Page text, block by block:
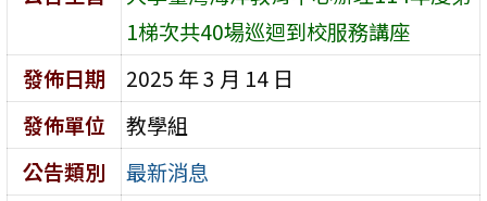
1梯次共40場巡迴到校服務講座
發佈日期
2025 年 3 月 14 日
發佈單位
教學組
公告類別
最新消息